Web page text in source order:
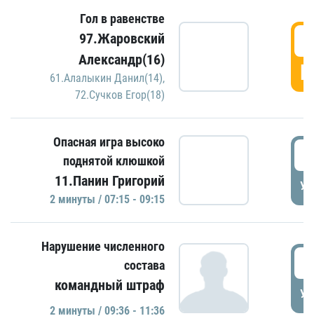
Гол в равенстве
97.Жаровский
Александр(16)
61.Алалыкин Данил(14),
72.Сучков Егор(18)
Опасная игра высоко
поднятой клюшкой
11.Панин Григорий
2 минуты / 07:15 - 09:15
Нарушение численного
состава
командный штраф
2 минуты / 09:36 - 11:36